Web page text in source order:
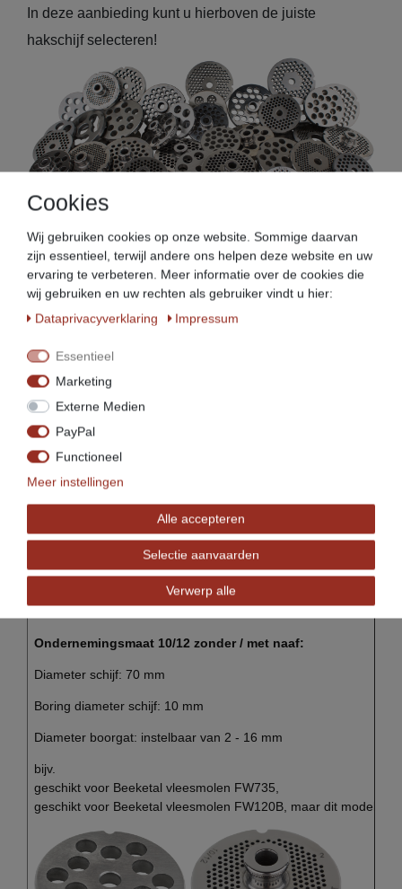
In deze aanbieding kunt u hierboven de juiste
hakschijf selecteren!
Enterprise Gr. 8 zonder naaf:
Gatdiameter: instelbaar van 2 - 16 mm
bijv. geschikt voor Beeketal vleesmolen FW300
(voorbeeld afbeelding)
Ondernemingsmaat 10/12 zonder / met naaf:
Diameter schijf: 70 mm
Boring diameter schijf: 10 mm
Diameter boorgat: instelbaar van 2 - 16 mm
bijv.
geschikt voor Beeketal vleesmolen FW735,
geschikt voor Beeketal vleesmolen FW120B, maar dit model
Cookies
Wij gebruiken cookies op onze website. Sommige daarvan
zijn essentieel, terwijl andere ons helpen deze website en uw
ervaring te verbeteren. Meer informatie over de cookies die
wij gebruiken en uw rechten als gebruiker vindt u hier:
Data­privacy­verklaring
Impressum
Essentieel
Marketing
Externe Medien
PayPal
Functioneel
Meer instellingen
Alle accepteren
Selectie aanvaarden
Verwerp alle